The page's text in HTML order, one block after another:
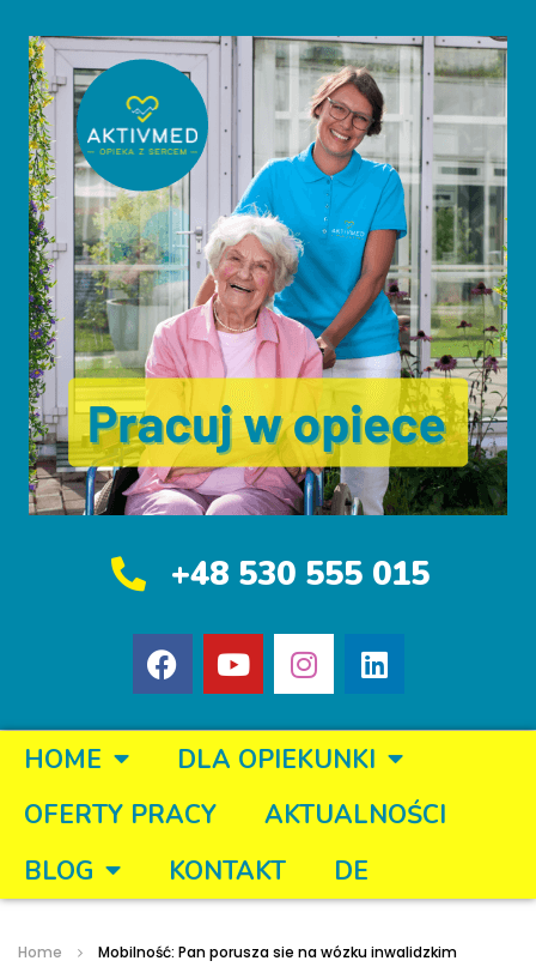
+48 530 555 015
HOME
DLA OPIEKUNKI
OFERTY PRACY
AKTUALNOŚCI
BLOG
KONTAKT DE
Home Mobilność: Pan porusza sie na wózku inwalidzkim